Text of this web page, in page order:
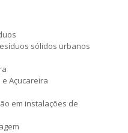
sólidos urbanos
e Açucareira
em instalações de